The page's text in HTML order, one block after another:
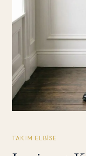
TAKIM ELBISE